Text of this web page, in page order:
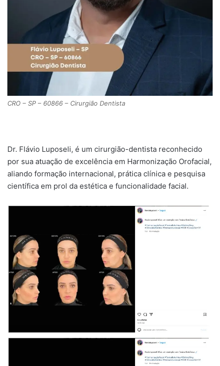
CRO – SP – 60866 – Cirurgião Dentista
Dr. Flávio Luposeli, é um cirurgião-dentista reconhecido
por sua atuação de excelência em Harmonização Orofacial,
aliando formação internacional, prática clínica e pesquisa
científica em prol da estética e funcionalidade facial.